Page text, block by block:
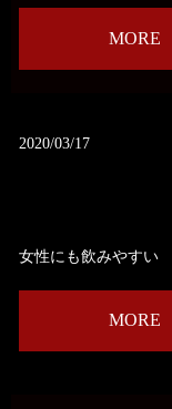
MORE
2020/03/17
女性にも飲みやすい
MORE